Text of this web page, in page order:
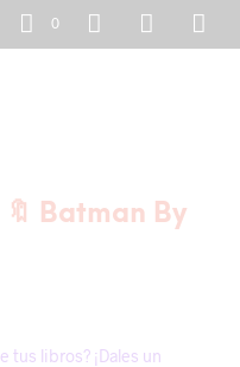
0
Batman By
tus libros? ¡Dales un